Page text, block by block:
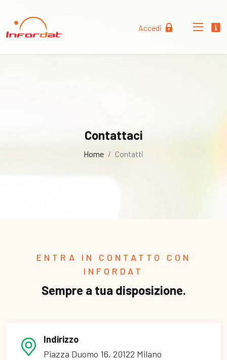
Accedi
Contattaci
Home Contatti
ENTRA IN CONTATTO CON
INFORDAT
Sempre a tua disposizione.
Indirizzo
Piazza Duomo 16, 20122 Milano